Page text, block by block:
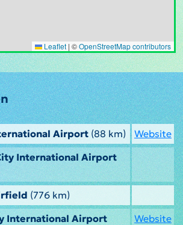
Leaflet | ©OpenStreetMap contributors
Airport (88 km)
Website
International Airport
(776 km)
International Airport
Website